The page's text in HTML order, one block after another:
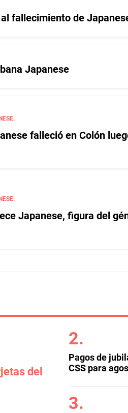
fallecimiento de
Japanese
falleció en Colón
Japanese, figura del
del
Pagos de
CSS para